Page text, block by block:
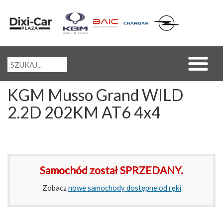
KGM Musso Grand WILD
2.2D 202KM AT6 4x4
Samochód został SPRZEDANY.
Zobacznowe samochody dostępne od ręki